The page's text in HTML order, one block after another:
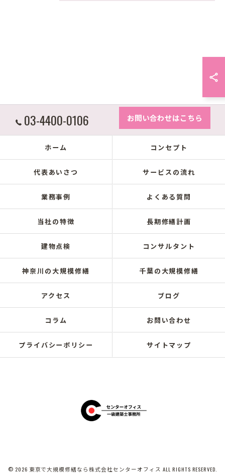
03-4400-0106 お問い合わせはこちら
ホーム コンセプト
代表あいさつ サービスの流れ
業務事例 よくある質問
当社の特徴 長期修繕計画
建物点検 コンサルタント
神奈川の大規模修繕 千葉の大規模修繕
アクセス ブログ
コラム お問い合わせ
プライバシーポリシー サイトマップ
© 2026 東京で大規模修繕なら株式会社センターオフィス ALL RIGHTS RESERVED.